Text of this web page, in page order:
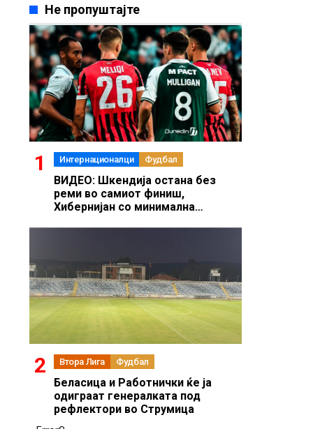
Не пропуштајте
Интернационалци Фудбал
ВИДЕО: Шкендија остана без
реми во самиот финиш,
Хибернијан со минимална
Втора Лига Фудбал
Беласица и Работнички ќе ја
одиграат генералката под
рефлектори во Струмица